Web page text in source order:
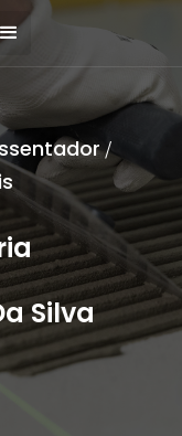
/
Silva